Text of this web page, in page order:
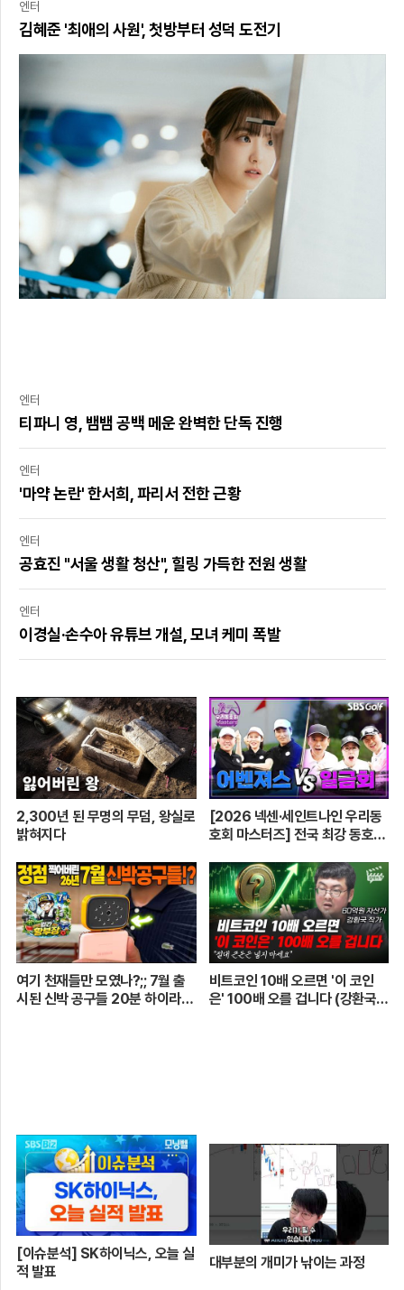
엔터
김혜준 '최애의 사원', 첫방부터 성덕 도전기
엔터
티파니 영, 뱀뱀 공백 메운 완벽한 단독 진행
엔터
'마약 논란' 한서희, 파리서 전한 근황
엔터
공효진 "서울 생활 청산", 힐링 가득한 전원 생활
엔터
이경실·손수아 유튜브 개설, 모녀 케미 폭발
2,300년 된 무명의 무덤, 왕실로
밝혀지다
[2026 넥센·세인트나인 우리동
호회 마스터즈] 전국 최강 동호회
움 어벤져스 vs 일금회 | 16강 1
경기
여기 천재들만 모였나?;; 7월 출
시된 신박 공구들 20분 하이라이
비트코인 10배 오르면 '이 코인
은' 100배 오를 겁니다 (강환국
[이슈분석] SK하이닉스, 오늘 실
적 발표
대부분의 개미가 낚이는 과정